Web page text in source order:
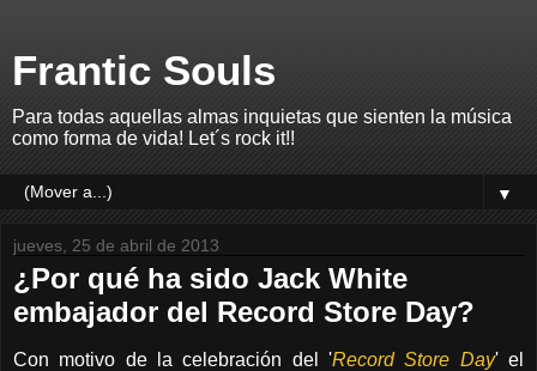
Frantic Souls
Para todas aquellas almas inquietas que sienten la música
como forma de vida! Let´s rock it!!
▼
jueves, 25 de abril de 2013
¿Por qué ha sido Jack White
embajador del Record Store Day?
Con motivo de la celebración del 'Record Store Day' el